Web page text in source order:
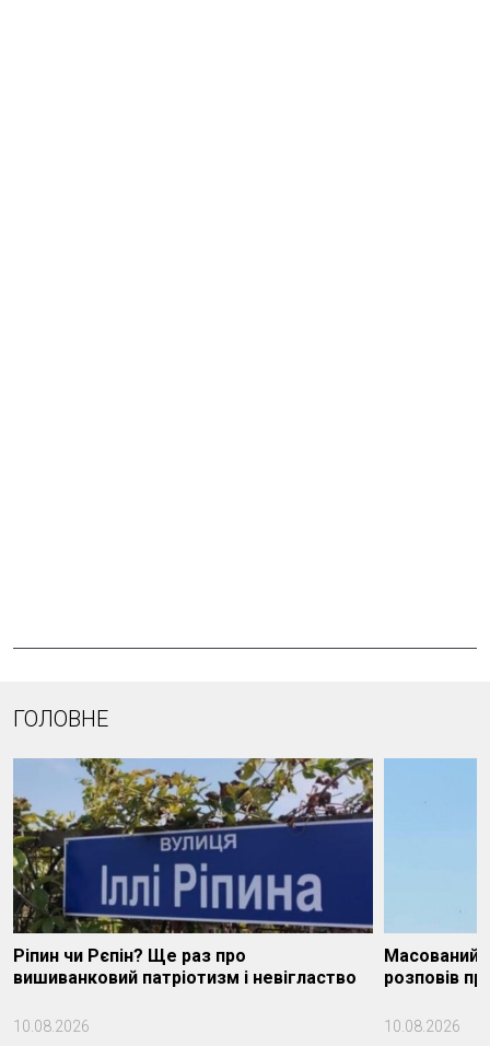
ГОЛОВНЕ
Ріпин чи Рєпін? Ще раз про
вишиванковий патріотизм і невігластво
10.08.2026
Масований
розповів
10.08.2026